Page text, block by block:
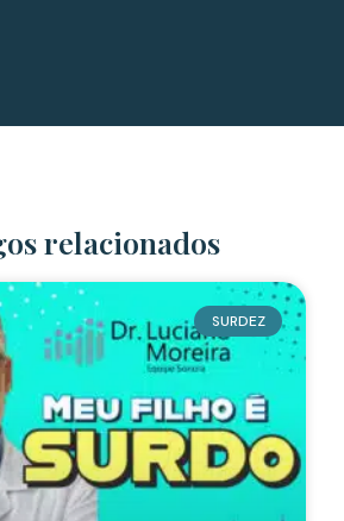
relacionados
SURDEZ